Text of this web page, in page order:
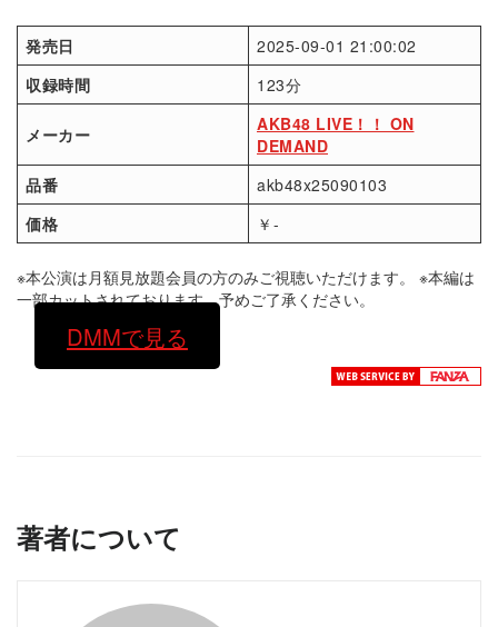
発売日
2025-09-01 21:00:02
収録時間
123分
メーカー
AKB48 LIVE！！ ON
DEMAND
品番
akb48x25090103
価格
￥-
※本公演は月額見放題会員の方のみご視聴いただけます。 ※本編は
一部カットされております。予めご了承ください。
DMMで見る
著者について